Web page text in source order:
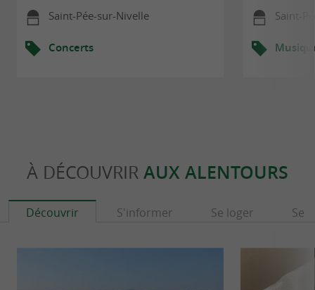
Saint-Pée-sur-Nivelle
Concerts
Saint-
À DÉCOUVRIR AUX ALENTOURS
Découvrir S'informer Se loger Se